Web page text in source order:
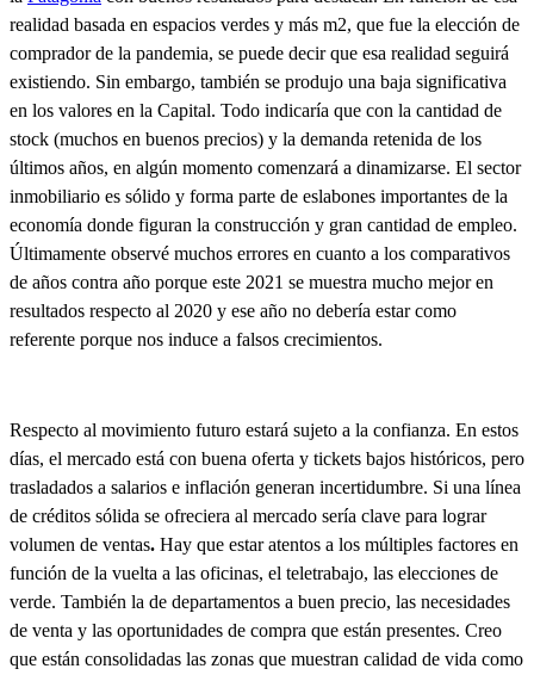
realidad basada en espacios verdes y más m2, que fue la elección de
comprador de la pandemia, se puede decir que esa realidad seguirá
existiendo. Sin embargo, también se produjo una baja significativa
en los valores en la Capital. Todo indicaría que con la cantidad de
stock (muchos en buenos precios) y la demanda retenida de los
últimos años, en algún momento comenzará a dinamizarse. El sector
inmobiliario es sólido y forma parte de eslabones importantes de la
economía donde figuran la construcción y gran cantidad de empleo.
Últimamente observé muchos errores en cuanto a los comparativos
de años contra año porque este 2021 se muestra mucho mejor en
resultados respecto al 2020 y ese año no debería estar como
referente porque nos induce a falsos crecimientos.
Respecto al movimiento futuro estará sujeto a la confianza. En estos
días, el mercado está con buena oferta y tickets bajos históricos, pero
trasladados a salarios e inflación generan incertidumbre. Si una línea
de créditos sólida se ofreciera al mercado sería clave para lograr
volumen de ventas. Hay que estar atentos a los múltiples factores en
función de la vuelta a las oficinas, el teletrabajo, las elecciones de
verde. También la de departamentos a buen precio, las necesidades
de venta y las oportunidades de compra que están presentes. Creo
que están consolidadas las zonas que muestran calidad de vida como